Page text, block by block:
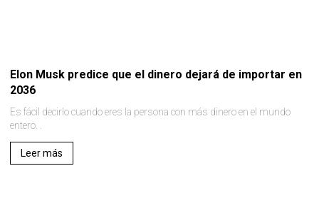
Elon Musk predice que el dinero dejará de importar en
2036
Es fácil decirlo cuando eres la persona con más dinero en el mundo
entero. .
Leer más